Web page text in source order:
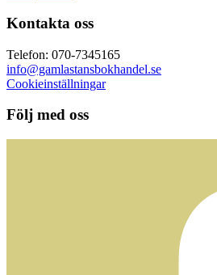
Kontakta oss
Telefon: 070-7345165
info@gamlastansbokhandel.se
Cookieinställningar
Följ med oss